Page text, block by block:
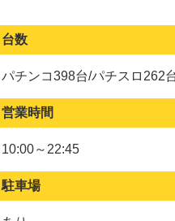
台数
パチンコ398台/パチスロ262
営業時間
10:00～22:45
駐車場